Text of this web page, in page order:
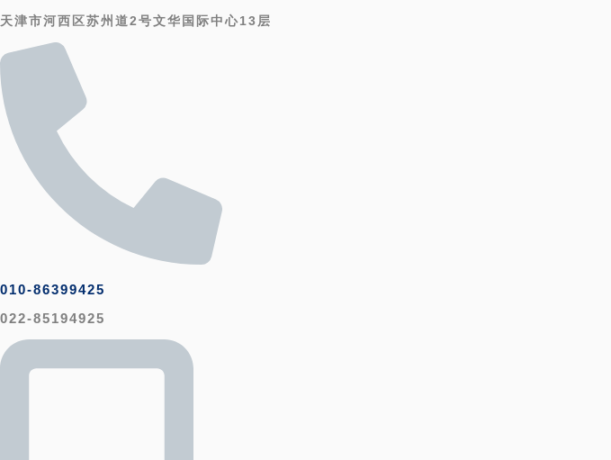
天津市河西区苏州道2号文华国际中心13层
010-86399425
022-85194925